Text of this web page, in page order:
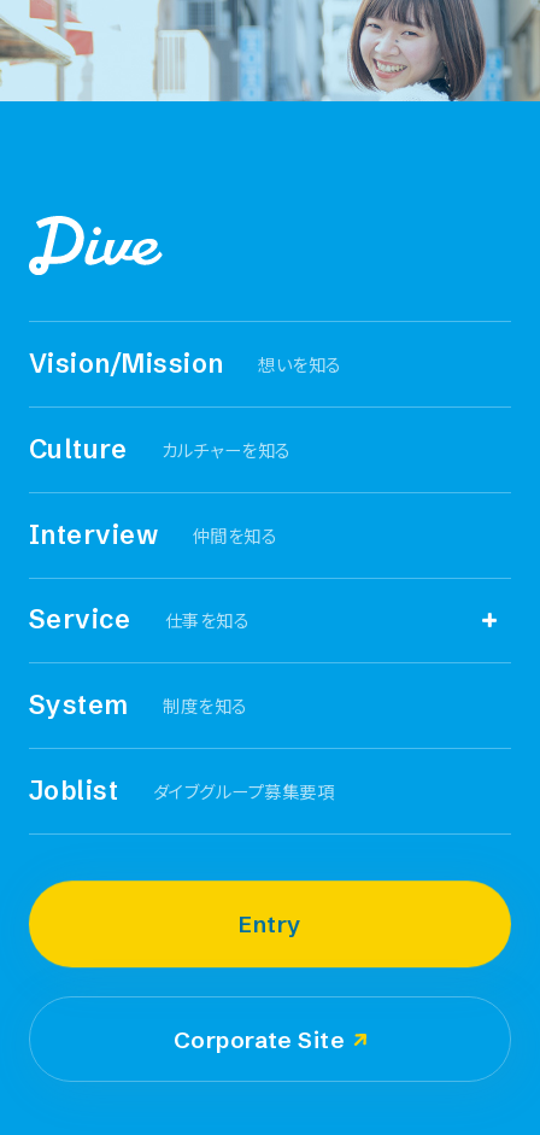
Vision/Mission 想いを知る
Culture カルチャーを知る
Interview 仲間を知る
Service 仕事を知る
観光HR事業
地方創生事業
ダイブホールディングス
System 制度を知る
Joblist ダイブグループ募集要項
Entry
Corporate Site